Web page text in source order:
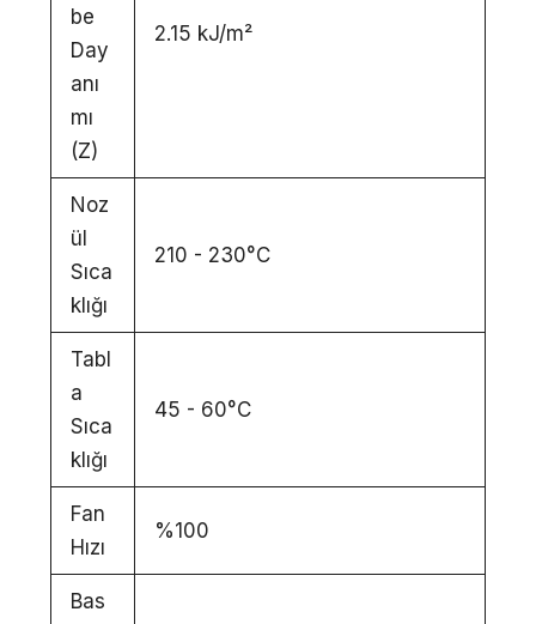
be
Day
anı
mı
(Z)
2.15 kJ/m²
Noz
ül
Sıca
klığı
210 - 230°C
Tabl
a
Sıca
klığı
45 - 60°C
Fan
Hızı
%100
Bas